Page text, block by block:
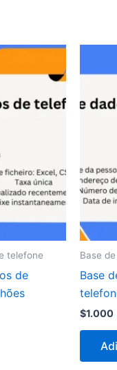
telefone
de
Base
Base
$1.000